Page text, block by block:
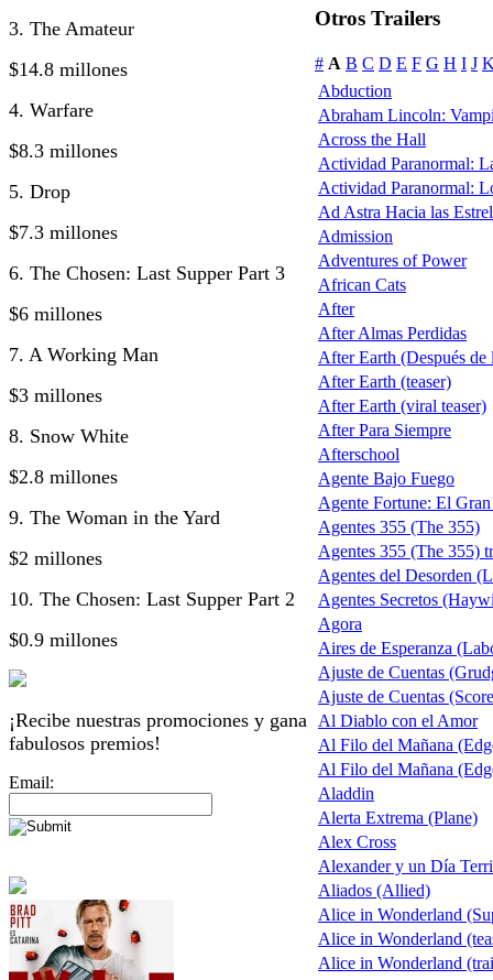
3. The Amateur
$14.8 millones
4. Warfare
$8.3 millones
5. Drop
$7.3 millones
6. The Chosen: Last Supper Part 3
$6 millones
7. A Working Man
$3 millones
8. Snow White
$2.8 millones
9. The Woman in the Yard
$2 millones
10. The Chosen: Last Supper Part 2
$0.9 millones
¡Recibe nuestras promociones y gana
fabulosos premios!
Email:
Otros Trailers
# A B C D E F G H I J
Abduction
Abraham Lincoln:
Across the Hall
Actividad Paranormal:
Actividad Paranormal:
Ad Astra Hacia las
Admission
Adventures of Power
African Cats
After
After Almas Perdidas
After Earth (Después de
After Earth (teaser)
After Earth (viral teaser)
After Para Siempre
Afterschool
Agente Bajo Fuego
Agente Fortune: El
Agentes 355 (The 355)
Agentes 355 (The 355)
Agentes del Desorden
Agentes Secretos
Agora
Aires de Esperanza
Ajuste de Cuentas
Ajuste de Cuentas
Al Diablo con el Amor
Al Filo del Mañana
Al Filo del Mañana
Aladdin
Alerta Extrema (Plane)
Alex Cross
Alexander y un Día
Aliados (Allied)
Alice in Wonderland
Alice in Wonderland
Alice in Wonderland